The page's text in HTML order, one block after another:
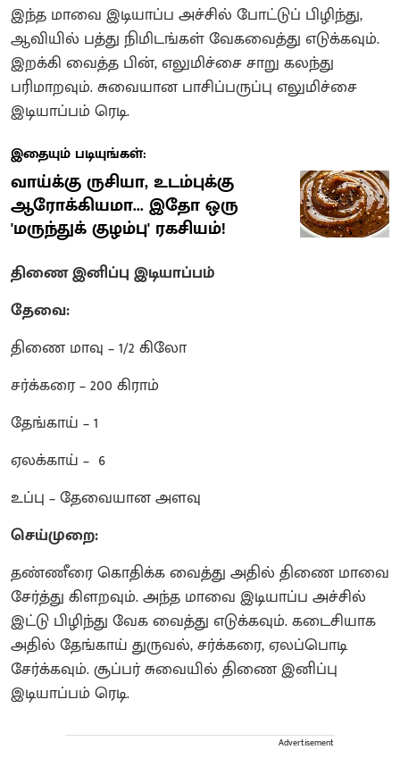
இந்த மாவை இடியாப்ப அச்சில் போட்டுப் பிழிந்து,
ஆவியில் பத்து நிமிடங்கள் வேகவைத்து எடுக்கவும்.
இறக்கி வைத்த பின், எலுமிச்சை சாறு கலந்து
பரிமாறவும். சுவையான பாசிப்பருப்பு எலுமிச்சை
இடியாப்பம் ரெடி.
இதையும் படியுங்கள்:
வாய்க்கு ருசியா, உடம்புக்கு
ஆரோக்கியமா... இதோ ஒரு
'மருந்துக் குழம்பு' ரகசியம்!
திணை இனிப்பு இடியாப்பம்
தேவை:
திணை மாவு – 1/2 கிலோ
சர்க்கரை – 200 கிராம்
தேங்காய் – 1
ஏலக்காய் – 6
உப்பு – தேவையான அளவு
செய்முறை:
தண்ணீரை கொதிக்க வைத்து அதில் திணை மாவை
சேர்த்து கிளறவும். அந்த மாவை இடியாப்ப அச்சில்
இட்டு பிழிந்து வேக வைத்து எடுக்கவும். கடைசியாக
அதில் தேங்காய் துருவல், சர்க்கரை, ஏலப்பொடி
சேர்க்கவும். சூப்பர் சுவையில் திணை இனிப்பு
இடியாப்பம் ரெடி.
Advertisement